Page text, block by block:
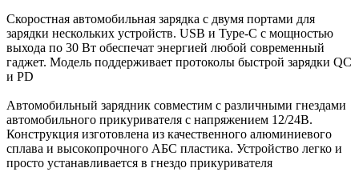
Скоростная автомобильная зарядка с двумя портами для
зарядки нескольких устройств. USB и Type-C с мощностью
выхода по 30 Вт обеспечат энергией любой современный
гаджет. Модель поддерживает протоколы быстрой зарядки QC
и PD
Автомобильный зарядник совместим с различными гнездами
автомобильного прикуривателя с напряжением 12/24В.
Конструкция изготовлена из качественного алюминиевого
сплава и высокопрочного АБС пластика. Устройство легко и
просто устанавливается в гнездо прикуривателя